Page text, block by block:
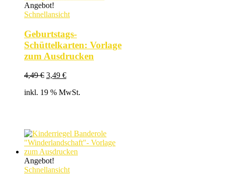
Angebot!
Schnellansicht
Geburtstags-
Schüttelkarten: Vorlage
zum Ausdrucken
4,49€ Ursprünglicher
war:
3,49 €Aktueller
ist:
inkl. 19 % MwSt.
Angebot!
Schnellansicht